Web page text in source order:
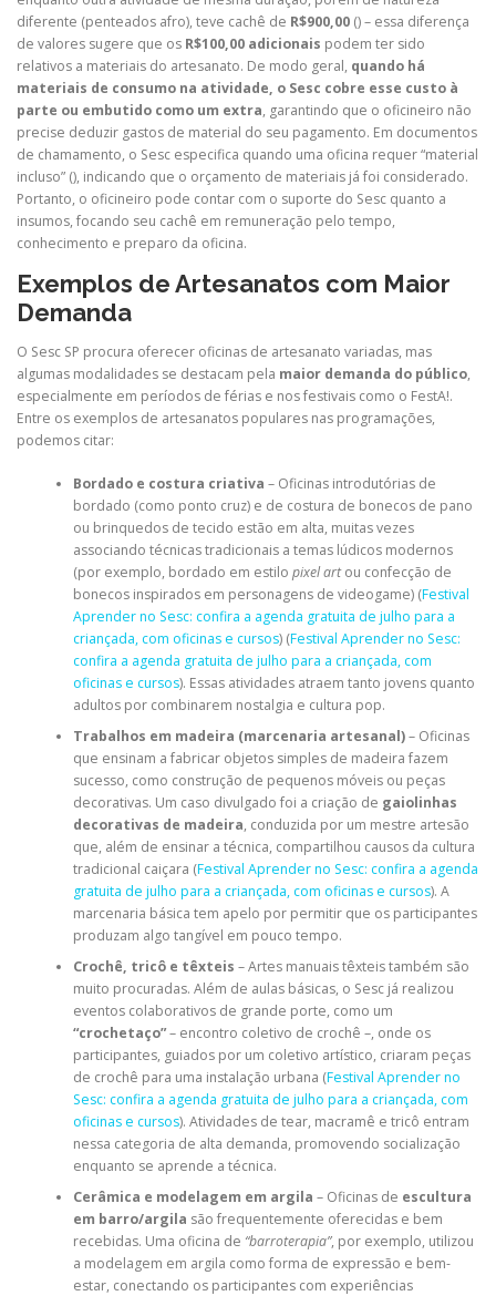
diferente (penteados afro), teve cachê de R$900,00 () – essa diferença
de valores sugere que os R$100,00 adicionais podem ter sido
relativos a materiais do artesanato. De modo geral, quando há
materiais de consumo na atividade, o Sesc cobre esse custo à
parte ou embutido como um extra, garantindo que o oficineiro não
precise deduzir gastos de material do seu pagamento. Em documentos
de chamamento, o Sesc especifica quando uma oficina requer “material
incluso” (), indicando que o orçamento de materiais já foi considerado.
Portanto, o oficineiro pode contar com o suporte do Sesc quanto a
insumos, focando seu cachê em remuneração pelo tempo,
conhecimento e preparo da oficina.
Exemplos de Artesanatos com Maior
Demanda
O Sesc SP procura oferecer oficinas de artesanato variadas, mas
algumas modalidades se destacam pela maior demanda do público,
especialmente em períodos de férias e nos festivais como o FestA!.
Entre os exemplos de artesanatos populares nas programações,
podemos citar:
Bordado e costura criativa – Oficinas introdutórias de
bordado (como ponto cruz) e de costura de bonecos de pano
ou brinquedos de tecido estão em alta, muitas vezes
associando técnicas tradicionais a temas lúdicos modernos
(por exemplo, bordado em estilo pixel artou confecção de
bonecos inspirados em personagens de videogame) (Festival
Aprender no Sesc: confira a agenda gratuita de julho para a
criançada, com oficinas e cursos) (Festival Aprender no Sesc:
confira a agenda gratuita de julho para a criançada, com
oficinas e cursos). Essas atividades atraem tanto jovens quanto
adultos por combinarem nostalgia e cultura pop.
Trabalhos em madeira (marcenaria artesanal)– Oficinas
que ensinam a fabricar objetos simples de madeira fazem
sucesso, como construção de pequenos móveis ou peças
decorativas. Um caso divulgado foi a criação de gaiolinhas
decorativas de madeira, conduzida por um mestre artesão
que, além de ensinar a técnica, compartilhou causos da cultura
tradicional caiçara (Festival Aprender no Sesc: confira a agenda
gratuita de julho para a criançada, com oficinas e cursos). A
marcenaria básica tem apelo por permitir que os participantes
produzam algo tangível em pouco tempo.
Crochê, tricô e têxteis – Artes manuais têxteis também são
muito procuradas. Além de aulas básicas, o Sesc já realizou
eventos colaborativos de grande porte, como um
“crochetaço”– encontro coletivo de crochê –, onde os
participantes, guiados por um coletivo artístico, criaram peças
de crochê para uma instalação urbana (Festival Aprender no
Sesc: confira a agenda gratuita de julho para a criançada, com
oficinas e cursos). Atividades de tear, macramê e tricô entram
nessa categoria de alta demanda, promovendo socialização
enquanto se aprende a técnica.
Cerâmica e modelagem em argila – Oficinas de escultura
em barro/argila são frequentemente oferecidas e bem
recebidas. Uma oficina de “barroterapia”, por exemplo, utilizou
a modelagem em argila como forma de expressão e bem-
estar, conectando os participantes com experiências